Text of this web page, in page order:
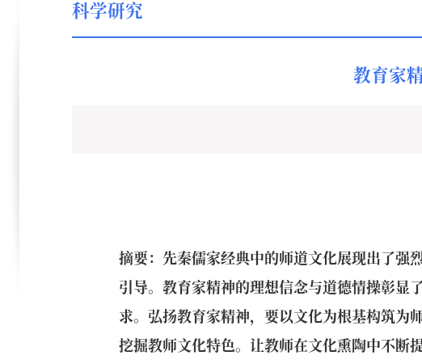
科学研究
教育家
摘要：先秦儒家经典中的师道文化展现出了强
引导。教育家精神的理想信念与道德情操彰显
求。弘扬教育家精神，要以文化为根基构筑为
挖掘教师文化特色。让教师在文化熏陶中不断